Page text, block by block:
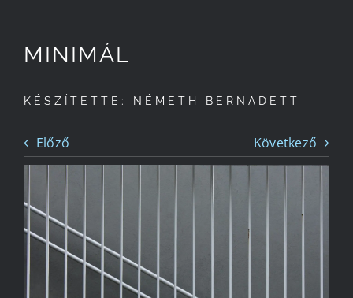
Pályázatok
Tagjaink
Csatlakozz!
Történetünk
Kapcsolat
MINIMÁL
KÉSZÍTETTE: NÉMETH BERNADETT
Előző Következő